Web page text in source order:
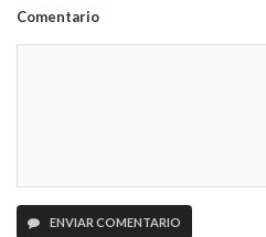
Comentario
ENVIAR COMENTARIO